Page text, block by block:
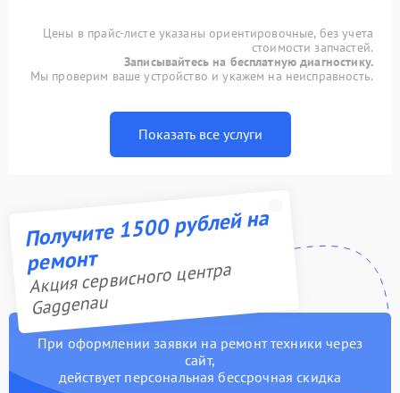
Цены в прайс-листе указаны ориентировочные, без учета
стоимости запчастей.
Записывайтесь на бесплатную диагностику.
Мы проверим ваше устройство и укажем на неисправность.
Показать все услуги
Получите 1500 рублей на
ремонт
Акция сервисного центра
Gaggenau
При оформлении заявки на ремонт техники через
сайт,
действует персональная бессрочная скидка